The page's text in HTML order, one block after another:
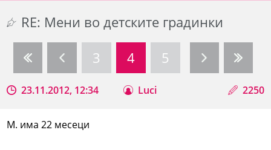
RE: Мени во детските градинки
3
4 5
23.11.2012, 12:34 Luci 2250
М. има 22 месеци